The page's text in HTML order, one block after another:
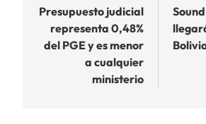
de
entradas
Presupuesto judicial
representa 0,48%
del PGE y es menor
a cualquier
ministerio